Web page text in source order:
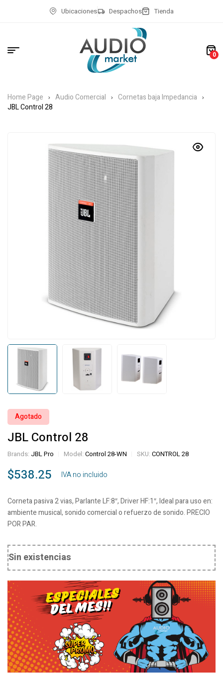
Ubicaciones Despachos Tienda
0
Home Page Audio Comercial
Cornetas baja Impedancia
JBL Control 28
Agotado
JBL Control 28
Brands: JBL Pro Model: Control 28-WN SKU: CONTROL 28
$538.25 ‎ ‎ ‎ IVA no incluido
Corneta pasiva 2 vias, Parlante LF:8″, Driver HF:1″, Ideal para uso en:
ambiente musical, sonido comercial o refuerzo de sonido. PRECIO
POR PAR.
Sin existencias